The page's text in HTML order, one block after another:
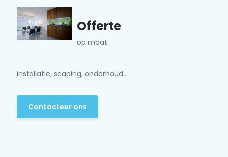
Offerte
op maat
installatie, scaping, onderhoud...
Contacteer ons